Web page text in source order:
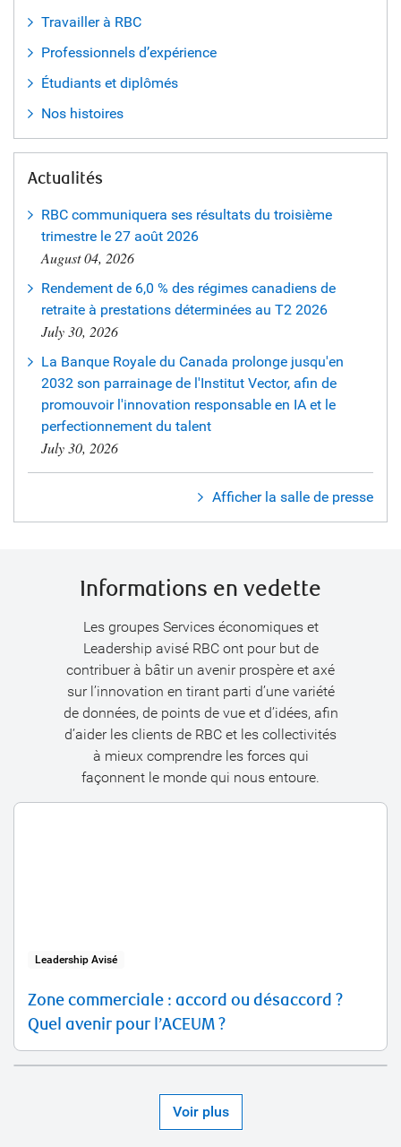
Travailler à RBC
Professionnels d’expérience
Étudiants et diplômés
Nos histoires
Actualités
RBC communiquera ses résultats du troisième
trimestre le 27 août 2026
August 04, 2026
Rendement de 6,0 % des régimes canadiens de
retraite à prestations déterminées au T2 2026
July 30, 2026
La Banque Royale du Canada prolonge jusqu'en
2032 son parrainage de l'Institut Vector, afin de
promouvoir l'innovation responsable en IA et le
perfectionnement du talent
July 30, 2026
Afficher la salle de presse
Informations en vedette
Les groupes Services économiques et
Leadership avisé RBC ont pour but de
contribuer à bâtir un avenir prospère et axé
sur l’innovation en tirant parti d’une variété
de données, de points de vue et d’idées, afin
d’aider les clients de RBC et les collectivités
à mieux comprendre les forces qui
façonnent le monde qui nous entoure.
Leadership Avisé
Zone commerciale : accord ou désaccord ?
Quel avenir pour l’ACEUM ?
Voir plus